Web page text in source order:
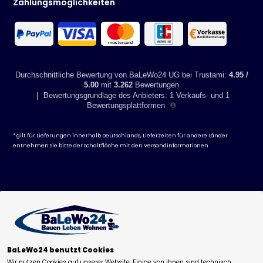
0,-
Zahlungsmöglichkeiten
Durchschnittliche Bewertung von BaLeWo24 UG bei Trustami: 4.95 /
5.00 mit 3.262 Bewertungen
|
Bewertungsgrundlage des Anbieters: 1 Verkaufs- und 1
Bewertungsplattformen
* gilt für Lieferungen innerhalb Deutschlands, Lieferzeiten für andere Länder
entnehmen Sie bitte der Schaltfläche mit denVersandinformationen
BaLeWo24 benutzt Cookies